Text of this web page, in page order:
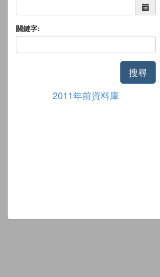
關鍵字:
搜尋
2011年前資料庫